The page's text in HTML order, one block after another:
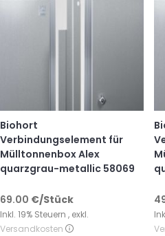
Biohort
Verbindungselement für
Mülltonnenbox Alex
quarzgrau-metallic 58069
69.00 €/Stück
Inkl. 19% Steuern , exkl.
Versandkosten